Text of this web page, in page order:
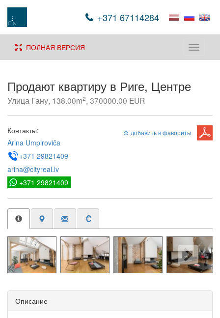
+371 67114284
Toggle
ПОЛНАЯ ВЕРСИЯ
Продают квартиру в Риге, Центре
Улица Гану, 138.00m2, 370000.00 EUR
добавить в фавориты
Контакты:
Arina Umpiroviča
+371 29821409
arina@cityreal.lv
+371 29821409
Описание